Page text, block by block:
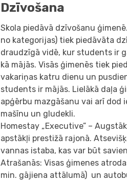
Dzīvošana
Skola piedāvā dzīvošanu
no kategorijas) tiek piedāvāta
draudzīgā vidē, kur students ir
kā mājās. Visās ģimenēs tiek
vakariņas katru dienu un
students ir mājās. Lielākā daļa
apģērbu mazgāšanu vai arī dod
mašīnu un gludekli.
Homestay „Executive” –
apstākļi prestižā rajonā.
vannas istaba, kas var būt
Atrašanās: Visas ģimenes
min. gājiena attālumā) un